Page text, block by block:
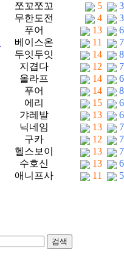
쪼꼬쪼꼬 5
3
무한도전 4
3
푸어 13
6
베이스온 11
7
두잇두잇 14
8
지겹다 12
7
올라프 14
6
푸어 14
8
에리 15
6
갸레발 13
6
닉네임 13
7
구카 12
7
헬스보이 13
7
수호신 13
6
애니프사 11 5
검색